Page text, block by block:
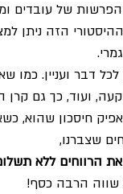
של עובדים
הזה ניתן
דבר ועניין. כמו
ועוד, כך גם קרן
חיסכון שהוא,
הרווחים ללא
שווה הרבה כסף!